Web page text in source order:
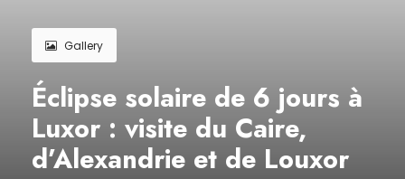
Gallery
Éclipse solaire de 6 jours à
Luxor : visite du Caire,
d’Alexandrie et de Louxor